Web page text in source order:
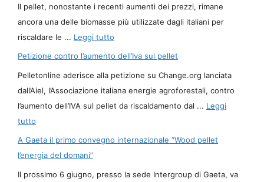
Il pellet, nonostante i recenti aumenti dei prezzi, rimane
ancora una delle biomasse più utilizzate dagli italiani per
riscaldare le ... Leggi tutto
Petizione contro l’aumento dell’Iva sul pellet
Pelletonline aderisce alla petizione su Change.org lanciata
dall’Aiel, l’Associazione italiana energie agroforestali, contro
l’aumento dell’IVA sul pellet da riscaldamento dal ... Leggi
tutto
A Gaeta il primo convegno internazionale “Wood pellet
l’energia del domani”
Il prossimo 6 giugno, presso la sede Intergroup di Gaeta, va